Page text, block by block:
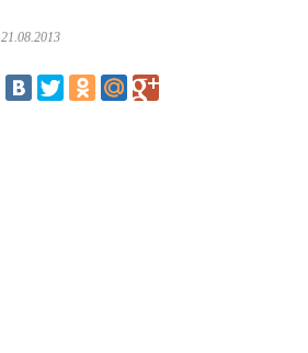
21.08.2013